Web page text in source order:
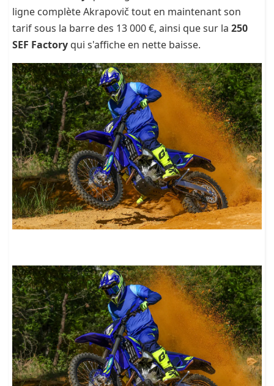
ligne complète Akrapovič tout en maintenant son
tarif sous la barre des 13 000 €, ainsi que sur la 250
SEF Factory qui s'affiche en nette baisse.